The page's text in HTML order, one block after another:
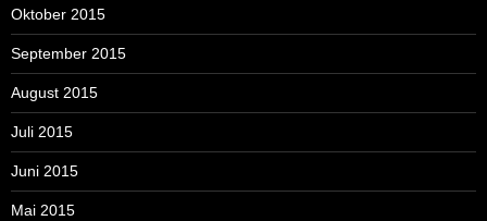
Oktober 2015
September 2015
August 2015
Juli 2015
Juni 2015
Mai 2015